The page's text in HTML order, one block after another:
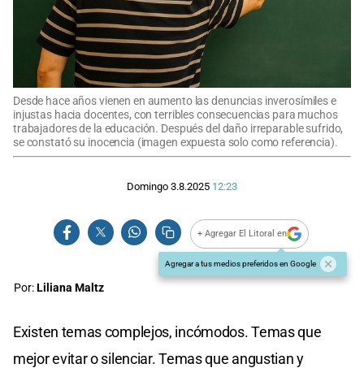
Desde hace años vienen en aumento las denuncias inverosímiles e
injustas hacia docentes, con terribles consecuencias para muchos
trabajadores de la educación. Después del daño irreparable sufrido,
se constató su inocencia (imagen expuesta solo como referencia).
Domingo 3.8.2025 12:23
+ Agregar El Litoral en
Agregar a tus medios preferidos en Google
Por:Liliana Maltz
Existen temas complejos, incómodos. Temas que
mejor evitar o silenciar. Temas que angustian y